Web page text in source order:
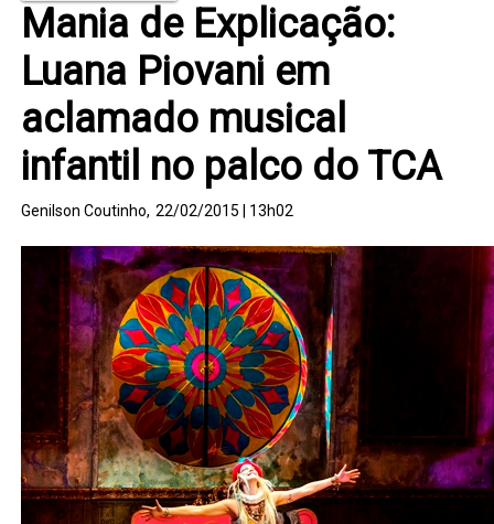
Mania de Explicação:
Luana Piovani em
aclamado musical
infantil no palco do TCA
Genilson Coutinho, 22/02/2015 | 13h02